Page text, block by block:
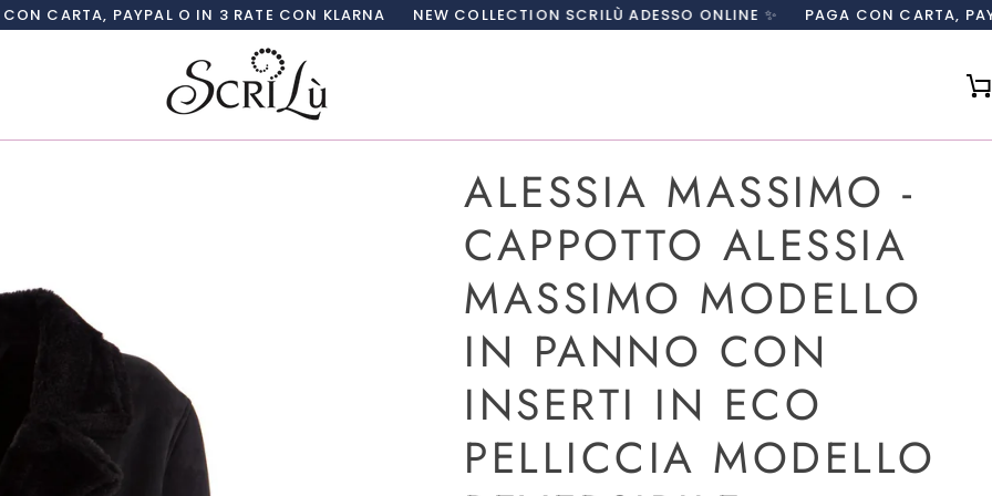
O IN 3 RATE CON KLARNA NEW COLLECTION SCRILÙ ADESSO ONLINE ✨ PAGA CON CARTA, PAYPAL O IN 3
ALESSIA MASSIMO -
CAPPOTTO ALESSIA
MASSIMO MODELLO
IN PANNO CON
INSERTI IN ECO
PELLICCIA MODELLO